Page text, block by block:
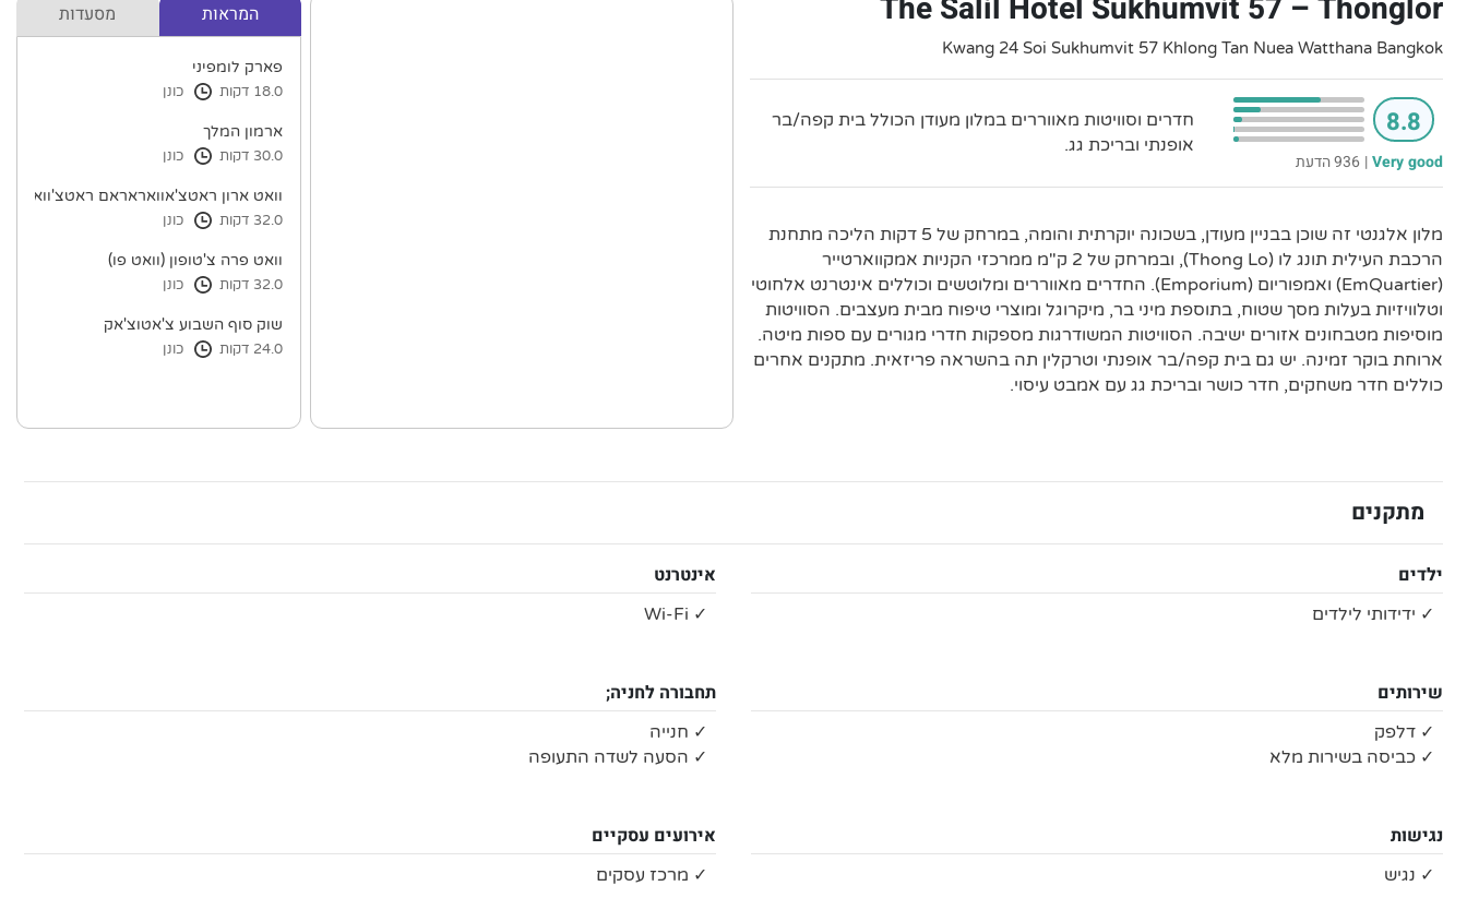
The Salil Hotel Sukhumvit 57 – Thonglor
Kwang 24 Soi Sukhumvit 57 Khlong Tan Nuea Watthana Bangkok
8.8
Very good
| 936 הדעת
חדרים וסוויטות מאווררים במלון מעודן הכולל בית קפה/בר
אופנתי ובריכת גג.
מלון אלגנטי זה שוכן בבניין מעודן, בשכונה יוקרתית והומה, במרחק של 5 דקות הליכה מתחנת
הרכבת העילית תונג לו (Thong Lo), ובמרחק של 2 ק"מ ממרכזי הקניות אמקווארטייר
(EmQuartier) ואמפוריום (Emporium). החדרים מאווררים ומלוטשים וכוללים אינטרנט אלחוטי
וטלוויזיות בעלות מסך שטוח, בתוספת מיני בר, מיקרוגל ומוצרי טיפוח מבית מעצבים. הסוויטות
מוסיפות מטבחונים אזורים ישיבה. הסוויטות המשודרגות מספקות חדרי מגורים עם ספות מיטה.
ארוחת בוקר זמינה. יש גם בית קפה/בר אופנתי וטרקלין תה בהשראה פריזאית. מתקנים אחרים
כוללים חדר משחקים, חדר כושר ובריכת גג עם אמבט עיסוי.
המראות מסעדות
פארק לומפיני
18.0 דקות כונן
ארמון המלך
30.0 דקות כונן
וואט ארון ראטצ'אוואראראם
32.0 דקות כונן
וואט פרה צ'טופון (וואט פו)
32.0 דקות כונן
שוק סוף השבוע צ'אטוצ'אק
24.0 דקות כונן
מתקנים
ילדים
✓ ידידותי לילדים
אינטרנט
✓ Wi-Fi
שירותים
✓ דלפק
✓ כביסה בשירות מלא
תחבורה לחניה;
✓ חנייה
✓ הסעה לשדה התעופה
נגישות
✓ נגיש
אירועים עסקיים
✓ מרכז עסקים